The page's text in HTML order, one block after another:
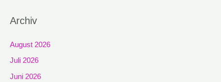
Archiv
August 2026
Juli 2026
Juni 2026